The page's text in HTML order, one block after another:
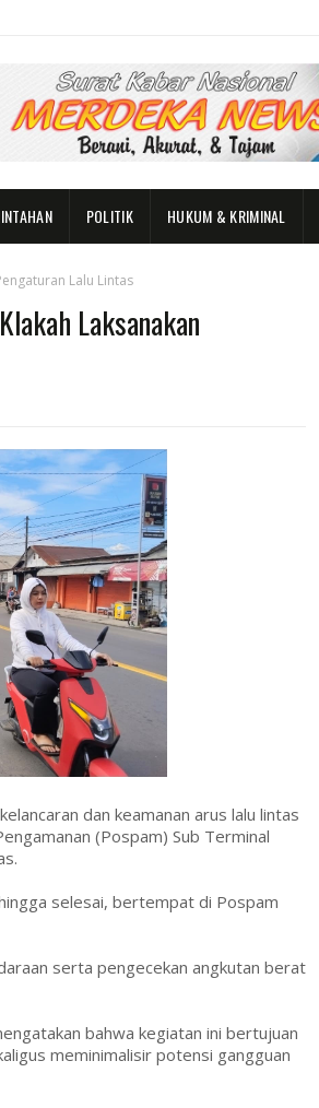
POLITIK HUKUM & KRIMINAL
Lalu Lintas
Laksanakan
dan keamanan arus lalu lintas
(Pospam) Sub Terminal
selesai, bertempat di Pospam
serta pengecekan angkutan berat
bahwa kegiatan ini bertujuan
meminimalisir potensi gangguan